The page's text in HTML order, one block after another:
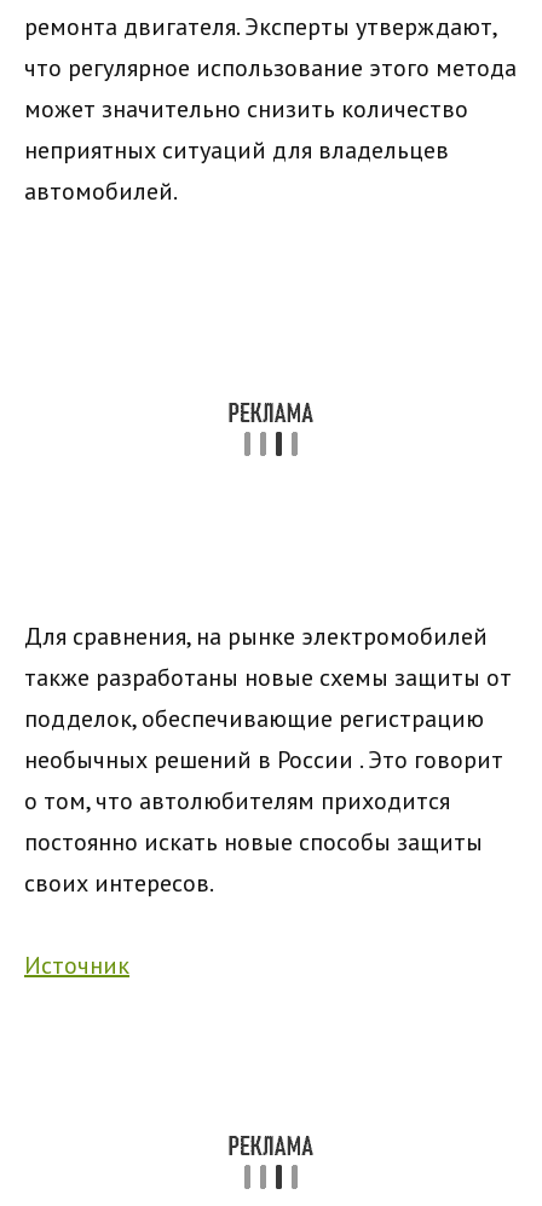
ремонта двигателя. Эксперты утверждают,
что регулярное использование этого метода
может значительно снизить количество
неприятных ситуаций для владельцев
автомобилей.
Для сравнения, на рынке электромобилей
также разработаны новые схемы защиты от
подделок, обеспечивающие регистрацию
необычных решений в России . Это говорит
о том, что автолюбителям приходится
постоянно искать новые способы защиты
своих интересов.
Источник